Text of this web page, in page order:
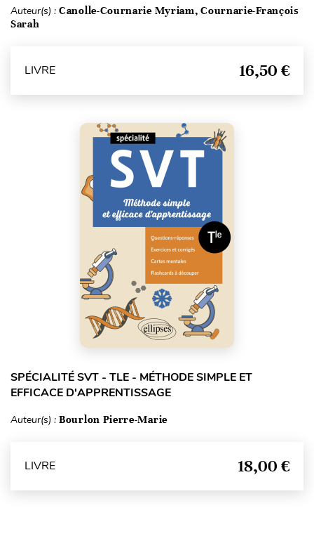
Auteur(s) : Canolle-Cournarie Myriam, Cournarie-François
Sarah
LIVRE 16,50 €
SPÉCIALITÉ SVT - TLE - MÉTHODE SIMPLE ET
EFFICACE D'APPRENTISSAGE
Auteur(s) : Bourlon Pierre-Marie
LIVRE 18,00 €